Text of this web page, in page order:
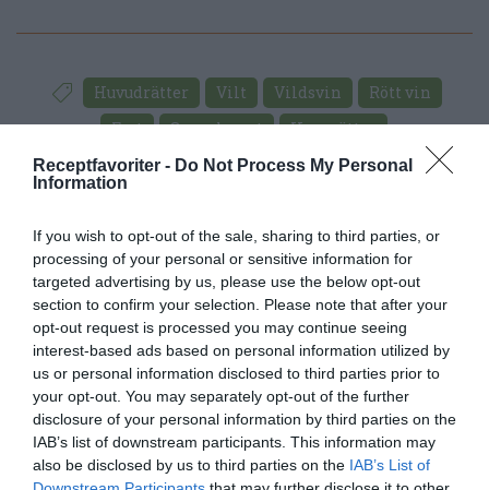
Receptfavoriter - Do Not Process My Personal
Information
If you wish to opt-out of the sale, sharing to third parties, or
processing of your personal or sensitive information for
targeted advertising by us, please use the below opt-out
section to confirm your selection. Please note that after your
opt-out request is processed you may continue seeing
interest-based ads based on personal information utilized by
us or personal information disclosed to third parties prior to
your opt-out. You may separately opt-out of the further
disclosure of your personal information by third parties on the
IAB’s list of downstream participants. This information may
also be disclosed by us to third parties on the IAB’s List of
Huvudrätter Vilt Vildsvin
Rött vin
Fest
Svensk mat Ugnsrätter
Medel:3.7(35 röster)
Uppskattat näringsvärde per portion:
432 kcal
Publicerat: 2006-09-21,Uppdaterat: 2020-04-01
Författare:Henrik